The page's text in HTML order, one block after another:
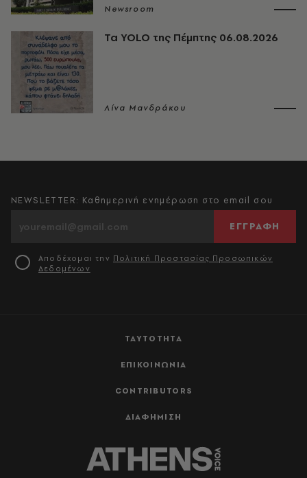
Newsroom
Τα YOLO της Πέμπτης 06.08.2026
Λίνα Μανδράκου
ΤΑΥΤΟΤΗΤΑ
ΕΠΙΚΟΙΝΩΝΙΑ
CONTRIBUTORS
ΔΙΑΦΗΜΙΣΗ
NEWSLETTER: Καθημερινή ενημέρωση στο email σου
ΕΓΓΡΑΦΗ
Αποδέχομαι την Πολιτική Προστασίας Προσωπικών
Δεδομένων